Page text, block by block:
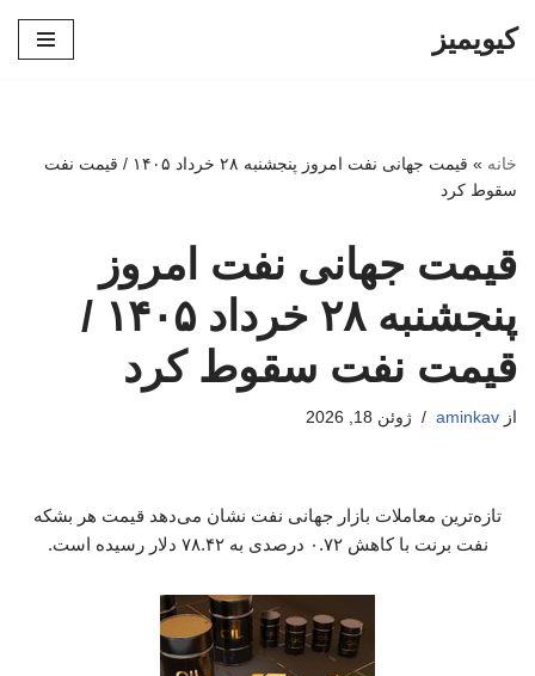
کیویمیز
خانه »
قیمت جهانی نفت امروز پنجشنبه ۲۸ خرداد ۱۴۰۵ / قیمت نفت
سقوط کرد
قیمت جهانی نفت امروز
پنجشنبه ۲۸ خرداد ۱۴۰۵ /
قیمت نفت سقوط کرد
از aminkav ژوئن 18, 2026
تازه‌ترین معاملات بازار جهانی نفت نشان می‌دهد قیمت هر بشکه
نفت برنت با کاهش ۰.۷۲ درصدی به ۷۸.۴۲ دلار رسیده است.